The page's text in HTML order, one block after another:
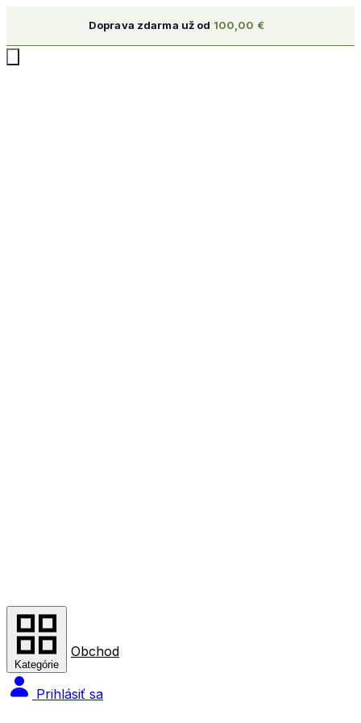
Doprava zdarma už od 100,00 €
Kategórie
Obchod
Prihlásiť sa